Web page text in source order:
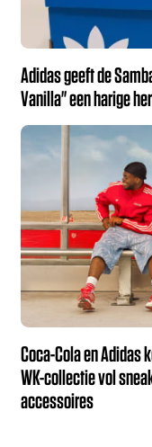
Adidas geeft de
Vanilla" een harige
Coca-Cola en Adidas
WK-collectie vol
accessoires